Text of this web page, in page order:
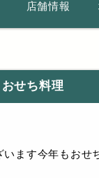
店舗情報
おせち料理
ます今年もおせ